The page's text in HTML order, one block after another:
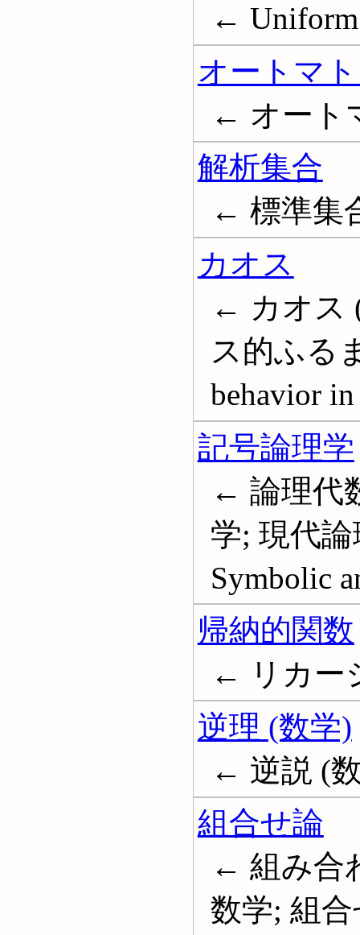
← Uniform
オートマ
← オート
解析集合
← 標準集
カオス
← カオス
ス的ふる
behavior in
記号論理学
← 論理代
学; 現代
Symbolic
帰納的関数
← リカー
逆理 (数学)
← 逆説 (
組合せ論
← 組み合
数学; 組合